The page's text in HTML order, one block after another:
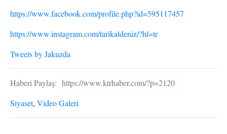
https://www.facebook.com/profile.php?id=595117457
https://www.instagram.com/tarikaldeniz/?hl=tr
Tweets by Jakuzda
Haberi Paylaş: https://www.ktrhaber.com/?p=2120
Siyaset, Video Galeri